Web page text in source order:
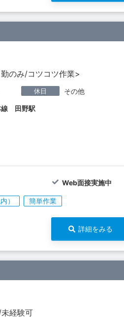
のみ/コツコツ作業>
休日 その他
線 田野駅
Web面接実施中
） 簡単作業
詳細をみる
経験可